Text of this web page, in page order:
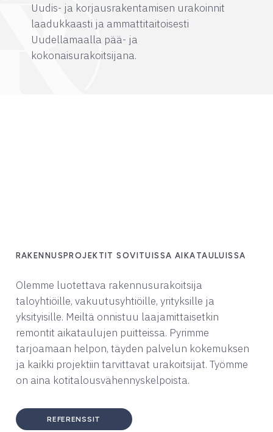
Uudis- ja korjausrakentamisen urakoinnit
laadukkaasti ja ammattitaitoisesti
Uudellamaalla pää- ja
kokonaisurakoitsijana.
RAKENNUSPROJEKTIT SOVITUISSA AIKATAULUISSA
Olemme luotettava rakennusurakoitsija
taloyhtiöille, vakuutusyhtiöille, yrityksille ja
yksityisille. Meiltä onnistuu laajamittaisetkin
remontit aikataulujen puitteissa. Pyrimme
tarjoamaan helpon, täyden palvelun kokemuksen
ja kaikki projektiin tarvittavat urakoitsijat. Työmme
on aina kotitalousvähennyskelpoista.
REFERENSSIT